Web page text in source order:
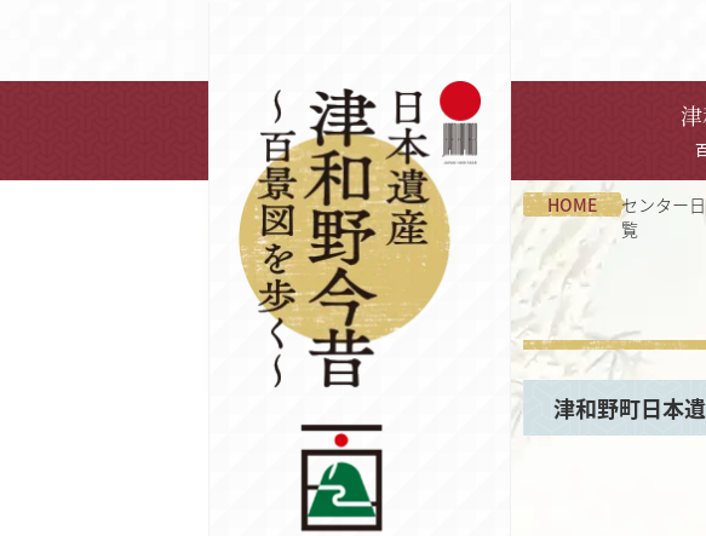
HOME
センター
覧
津和野町日本